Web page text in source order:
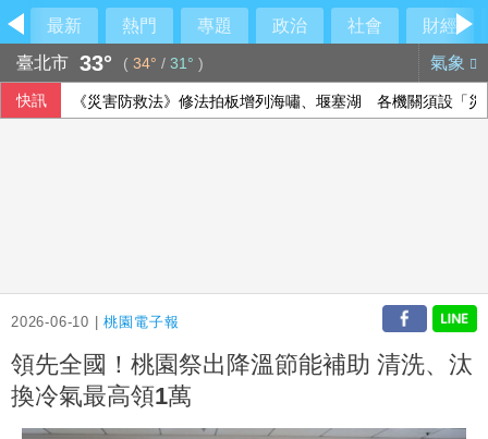
最新 熱門 專題 政治 社會
財經
臺北市 33° ( 34° / 31° ) 氣象
快訊 《災害防救法》修法拍板增列海嘯、堰塞湖 各機關須設「災
2026-06-10 |桃園電子報
領先全國！桃園祭出降溫節能補助 清洗、汰
換冷氣最高領1萬